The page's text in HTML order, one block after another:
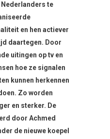
te
en hen actiever
daartegen. Door
uitingen op tv en
hoe ze signalen
kunnen herkennen
Zo worden
en sterker. De
door Achmed
de nieuwe koepel